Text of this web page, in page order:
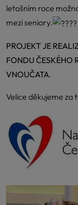
letošním roce
mezi seniory.
PROJEKT JE
FONDU ČESKÉHO
VNOUČATA.
Velice děkujeme za